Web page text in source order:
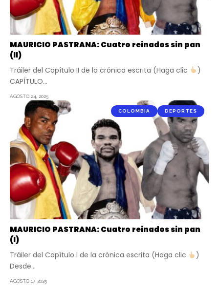
MAURICIO PASTRANA: Cuatro reinados sin pan
(II)
Tráiler del Capítulo II de la crónica escrita (Haga clic
)
CAPÍTULO…
AGOSTO 24, 2025
COLOMBIA DEPORTES
MAURICIO PASTRANA: Cuatro reinados sin pan
(I)
Tráiler del Capítulo I de la crónica escrita (Haga clic
)
Desde…
AGOSTO 17, 2025